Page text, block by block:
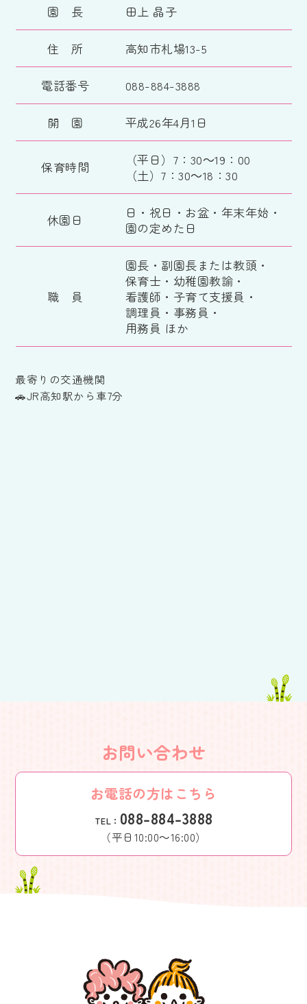
園 長 田上 晶子
住 所 高知市札場13-5
電話番号 088-884-3888
開 園 平成26年4月1日
保育時間
（平日）7：30～19：00
（土）7：30～18：30
休園日
日・祝日・お盆・年末年始・
園の定めた日
職 員
園長・副園長または教頭・
保育士・幼稚園教諭・
看護師・子育て支援員・
調理員・事務員・
用務員 ほか
最寄りの交通機関
🚗JR高知駅から車7分
お問い合わせ
お電話の方はこちら
TEL： 088-884-3888
（平日10:00～16:00）